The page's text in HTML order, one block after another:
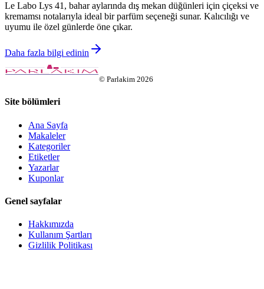
Le Labo Lys 41, bahar aylarında dış mekan düğünleri için çiçeksi ve
kremamsı notalarıyla ideal bir parfüm seçeneği sunar. Kalıcılığı ve
uyumu ile özel günlerde öne çıkar.
Daha fazla bilgi edinin
© Parlakim 2026
Site bölümleri
Ana Sayfa
Makaleler
Kategoriler
Etiketler
Yazarlar
Kuponlar
Genel sayfalar
Hakkımızda
Kullanım Şartları
Gizlilik Politikası